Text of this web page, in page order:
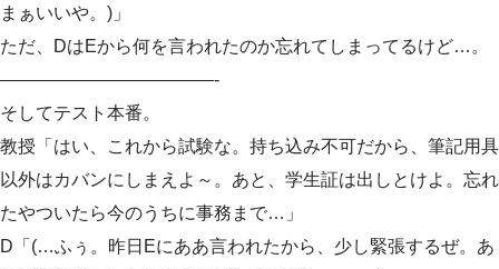
まぁいいや。)」
ただ、DはEから何を言われたのか忘れてしまってるけど…。
————————————-
そしてテスト本番。
教授「はい、これから試験な。持ち込み不可だから、筆記用具
以外はカバンにしまえよ～。あと、学生証は出しとけよ。忘れ
たやついたら今のうちに事務まで…」
D「(…ふぅ。昨日Eにああ言われたから、少し緊張するぜ。あ